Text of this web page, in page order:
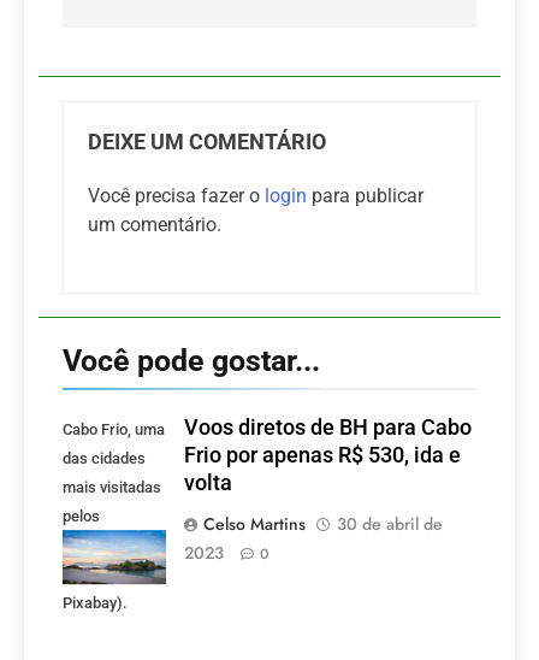
DEIXE UM COMENTÁRIO
Você precisa fazer o login para publicar
um comentário.
Você pode gostar...
Cabo Frio, uma
das cidades
mais visitadas
pelos
mineiros.
(Foto:
Pixabay).
Voos diretos de BH para Cabo
Frio por apenas R$ 530, ida e
volta
Celso Martins
30 de abril de
2023
0